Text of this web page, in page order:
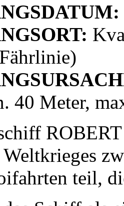
40 Meter,
teil,